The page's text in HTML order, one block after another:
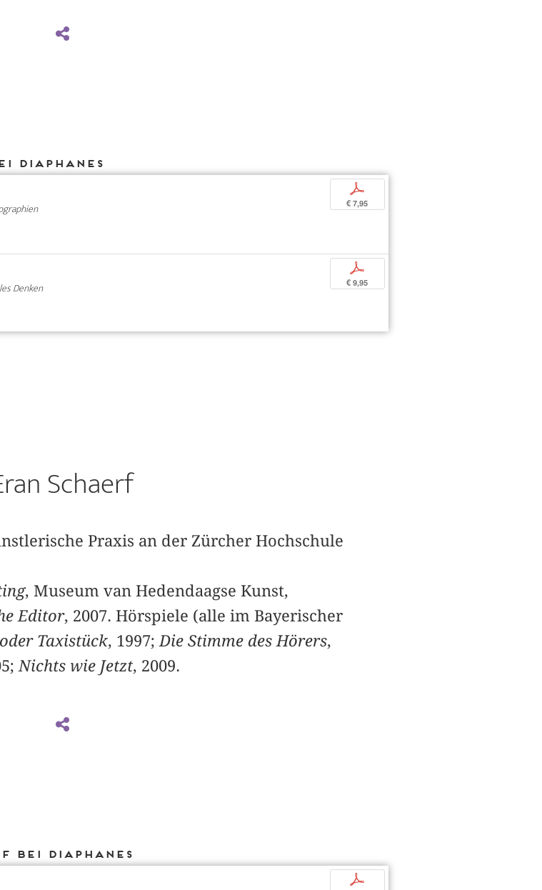
p
€ 7,95
Denken
p
€ 9,95
Schaerf
Praxis an der Zürcher Hochschule
, Museum van Hedendaagse Kunst,
Editor, 2007. Hörspiele (alle im Bayerischer
Taxistück, 1997; Die Stimme des Hörers,
Nichts wie Jetzt, 2009.
DIAPHANES
p